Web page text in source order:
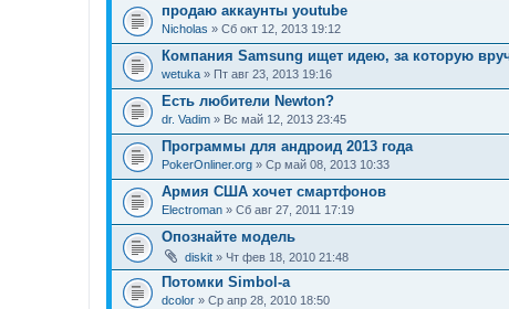
продаю аккаунты youtube
Nicholas » Сб окт 12, 2013 19:12
Компания Samsung ищет идею, за которую
wetuka » Пт авг 23, 2013 19:16
Есть любители Newton?
dr. Vadim » Вс май 12, 2013 23:45
Программы для андроид 2013 года
PokerOnliner.org » Ср май 08, 2013 10:33
Армия США хочет смартфонов
Electroman » Сб авг 27, 2011 17:19
Опознайте модель
diskit » Чт фев 18, 2010 21:48
Потомки Simbol-a
dcolor » Ср апр 28, 2010 18:50